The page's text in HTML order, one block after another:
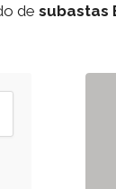
de subastas